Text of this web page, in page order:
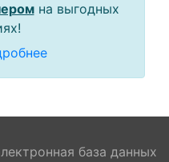
на выгодных
база данных